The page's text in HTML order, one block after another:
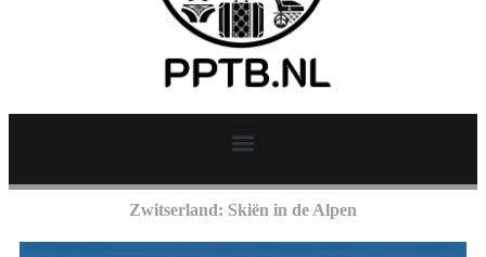
Zwitserland: Skiën in de Alpen